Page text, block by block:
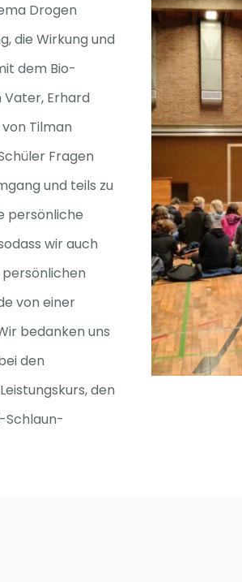
Drogen
die Wirkung und
dem Bio-
Vater, Erhard
Tilman
Fragen
und teils zu
persönliche
wir auch
von einer
bedanken uns
den
den
Schlaun-